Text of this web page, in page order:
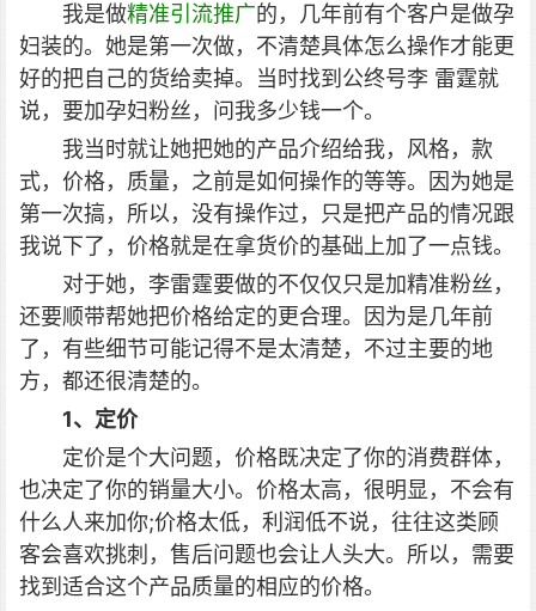
我是做精准引流推广的，几年前有个客户是做孕
妇装的。她是第一次做，不清楚具体怎么操作才能更
好的把自己的货给卖掉。当时找到公终号李 雷霆就
说，要加孕妇粉丝，问我多少钱一个。
我当时就让她把她的产品介绍给我，风格，款
式，价格，质量，之前是如何操作的等等。因为她是
第一次搞，所以，没有操作过，只是把产品的情况跟
我说下了，价格就是在拿货价的基础上加了一点钱。
对于她，李雷霆要做的不仅仅只是加精准粉丝，
还要顺带帮她把价格给定的更合理。因为是几年前
了，有些细节可能记得不是太清楚，不过主要的地
方，都还很清楚的。
1、定价
定价是个大问题，价格既决定了你的消费群体，
也决定了你的销量大小。价格太高，很明显，不会有
什么人来加你;价格太低，利润低不说，往往这类顾
客会喜欢挑刺，售后问题也会让人头大。所以，需要
找到适合这个产品质量的相应的价格。